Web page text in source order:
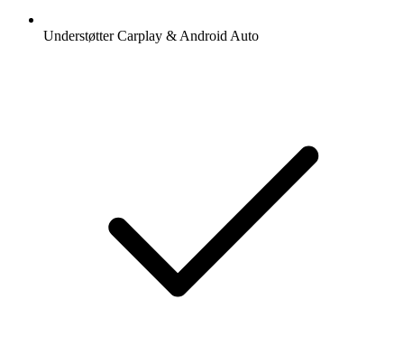
Understøtter Carplay & Android Auto